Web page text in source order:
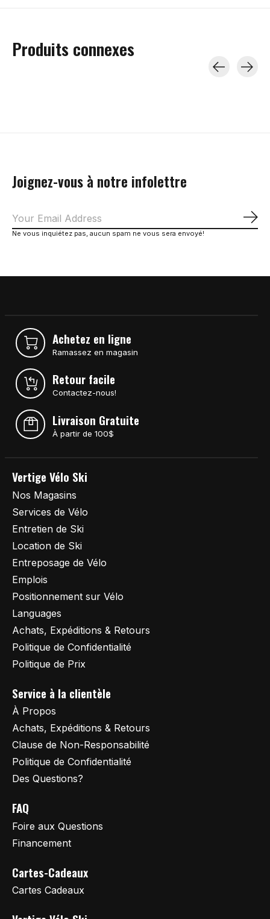
Produits connexes
Joignez-vous à notre infolettre
Ne vous inquiétez pas, aucun spam ne vous sera envoyé!
Achetez en ligne
Ramassez en magasin
Retour facile
Contactez-nous!
Livraison Gratuite
À partir de 100$
Vertige Vélo Ski
Nos Magasins
Services de Vélo
Entretien de Ski
Location de Ski
Entreposage de Vélo
Emplois
Positionnement sur Vélo
Languages
Achats, Expéditions & Retours
Politique de Confidentialité
Politique de Prix
Service à la clientèle
À Propos
Achats, Expéditions & Retours
Clause de Non-Responsabilité
Politique de Confidentialité
Des Questions?
FAQ
Foire aux Questions
Financement
Cartes-Cadeaux
Cartes Cadeaux